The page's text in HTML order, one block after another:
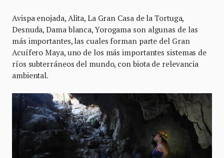
Avispa enojada, Alita, La Gran Casa de la Tortuga,
Desnuda, Dama blanca, Yorogama son algunas de las
más importantes, las cuales forman parte del Gran
Acuífero Maya, uno de los más importantes sistemas de
ríos subterráneos del mundo, con biota de relevancia
ambiental.